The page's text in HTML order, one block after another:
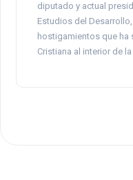
diputado y actual
Estudios del
hostigamientos que ha
Cristiana al interior de